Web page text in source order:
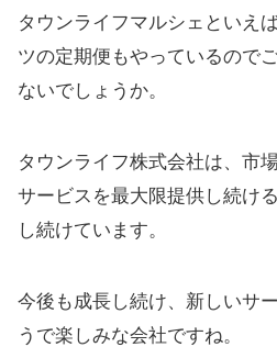
タウンライフマルシェといえ
ツの定期便もやっているので
ないでしょうか。
タウンライフ株式会社は、市
サービスを最大限提供し続け
し続けています。
今後も成長し続け、新しいサ
うで楽しみな会社ですね。